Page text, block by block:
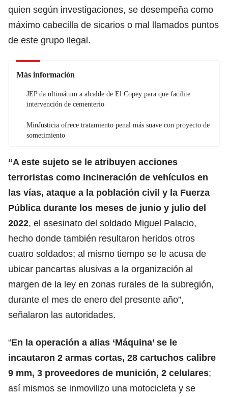
quien según investigaciones, se desempeña como
máximo cabecilla de sicarios o mal llamados puntos
de este grupo ilegal.
Más información
JEP da ultimátum a alcalde de El Copey para que facilite
intervención de cementerio
MinJusticia ofrece tratamiento penal más suave con proyecto de
sometimiento
“A este sujeto se le atribuyen acciones
terroristas como incineración de vehículos en
las vías, ataque a la población civil y la Fuerza
Pública durante los meses de junio y julio del
2022, el asesinato del soldado Miguel Palacio,
hecho donde también resultaron heridos otros
cuatro soldados; al mismo tiempo se le acusa de
ubicar pancartas alusivas a la organización al
margen de la ley en zonas rurales de la subregión,
durante el mes de enero del presente año”,
señalaron las autoridades.
“En la operación a alias ‘Máquina’ se le
incautaron 2 armas cortas, 28 cartuchos calibre
9 mm, 3 proveedores de munición, 2 celulares;
así mismos se inmovilizo una motocicleta y se